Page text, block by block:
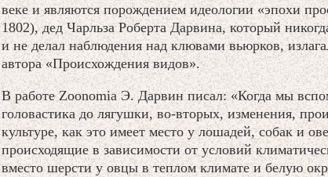
веке и являются порождением идеологии «эпохи
1802), дед Чарльза Роберта Дарвина, который
и не делал наблюдения над клювами вьюрков,
автора «Происхождения видов».
В работе Zoonomia Э. Дарвин писал: «Когда мы
головастика до лягушки, во-вторых, изменения,
культуре, как это имеет место у лошадей, собак и
происходящие в зависимости от условий
вместо шерсти у овцы в теплом климате и белую